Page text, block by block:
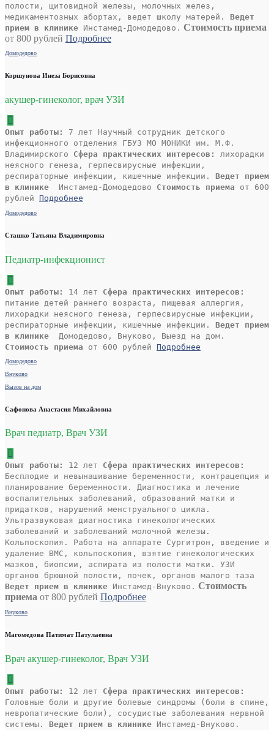
полости, щитовидной железы, молочных желез,
медикаментозных абортах, ведет школу матерей. Ведет
прием в клинике Инстамед-Домодедово. Стоимость приема
от 800 рублей Подробнее
Домодедово
Коршунова Инеза Борисовна
акушер-гинеколог, врач УЗИ
Опыт работы:
7 лет Научный сотрудник детского
инфекционного отделения ГБУЗ МО МОНИКИ им. М.Ф.
Владимирского Сфера практических интересов:
лихорадки
неясного генеза, герпесвирусные инфекции,
респираторные инфекции, кишечные инфекции. Ведет прием
в клинике Инстамед-Домодедово Стоимость приема от 600
рублей Подробнее
Домодедово
Сташко Татьяна Владимировна
Педиатр-инфекционист
Опыт работы: 14 лет Сфера практических интересов:
питание детей раннего возраста, пищевая аллергия,
лихорадки неясного генеза, герпесвирусные инфекции,
респираторные инфекции, кишечные инфекции. Ведет прием
в клинике Домодедово, Внуково, Выезд на дом.
Стоимость приема от 600 рублей Подробнее
Домодедово
Внуково
Вызов на дом
Сафонова Анастасия Михайловна
Врач педиатр, Врач УЗИ
Опыт работы: 12 лет Сфера практических интересов:
Бесплодие и невынашивание беременности, контрацепция и
планирование беременности. Диагностика и лечение
воспалительных заболеваний, образований матки и
придатков, нарушений менструального цикла.
Ультразвуковая диагностика гинекологических
заболеваний и заболеваний молочной железы.
Кольпоскопия. Работа на аппарате Сургитрон, введение и
удаление ВМС, кольпоскопия, взятие гинекологических
мазков, биопсии, аспирата из полости матки. УЗИ
органов брюшной полости, почек, органов малого таза
Ведет прием в клинике Инстамед-Внуково. Стоимость
приема от 800 рублей Подробнее
Внуково
Магомедова Патимат Патулаевна
Врач акушер-гинеколог, Врач УЗИ
Опыт работы: 12 лет Сфера практических интересов:
Головные боли и другие болевые синдромы (боли в спине,
невропатические боли), сосудистые заболевания нервной
системы. Ведет прием в клинике Инстамед-Внуково.